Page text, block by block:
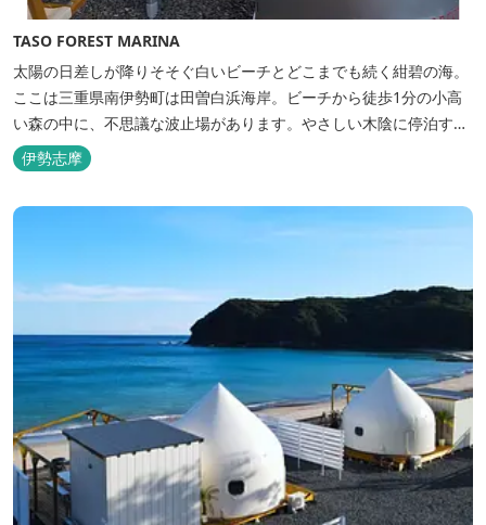
TASO FOREST MARINA
太陽の日差しが降りそそぐ白いビーチとどこまでも続く紺碧の海。
ここは三重県南伊勢町は田曽白浜海岸。ビーチから徒歩1分の小高
い森の中に、不思議な波止場があります。やさしい木陰に停泊する
のは3艇のヨット。日本初の森のマリーナです。 航海の気分高まる
インテリアは見た目からは想像できないほど広く、くつろぎの空
伊勢志摩